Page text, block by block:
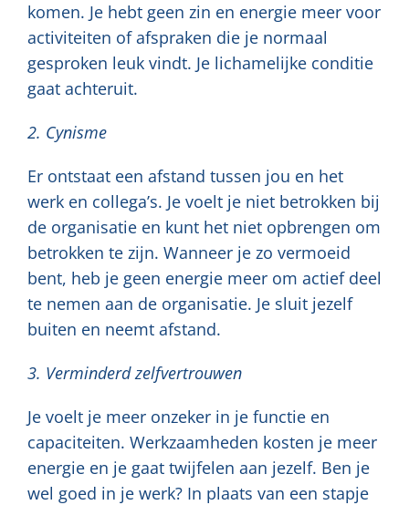
komen. Je hebt geen zin en energie meer voor
activiteiten of afspraken die je normaal
gesproken leuk vindt. Je lichamelijke conditie
gaat achteruit.
2. Cynisme
Er ontstaat een afstand tussen jou en het
werk en collega’s. Je voelt je niet betrokken bij
de organisatie en kunt het niet opbrengen om
betrokken te zijn. Wanneer je zo vermoeid
bent, heb je geen energie meer om actief deel
te nemen aan de organisatie. Je sluit jezelf
buiten en neemt afstand.
3. Verminderd zelfvertrouwen
Je voelt je meer onzeker in je functie en
capaciteiten. Werkzaamheden kosten je meer
energie en je gaat twijfelen aan jezelf. Ben je
wel goed in je werk? In plaats van een stapje